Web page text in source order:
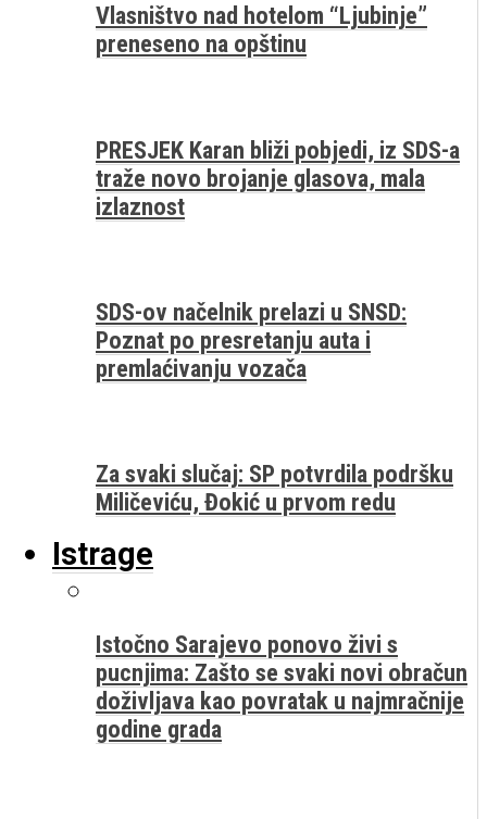
Vlasništvo nad hotelom “Ljubinje”
preneseno na opštinu
PRESJEK Karan bliži pobjedi, iz SDS-a
traže novo brojanje glasova, mala
izlaznost
SDS-ov načelnik prelazi u SNSD:
Poznat po presretanju auta i
premlaćivanju vozača
Za svaki slučaj: SP potvrdila podršku
Miličeviću, Đokić u prvom redu
Istrage
Istočno Sarajevo ponovo živi s
pucnjima: Zašto se svaki novi obračun
doživljava kao povratak u najmračnije
godine grada